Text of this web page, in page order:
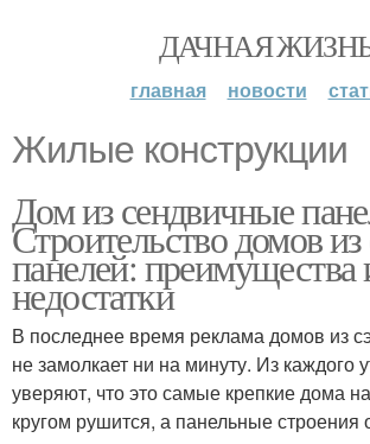
ДАЧНАЯ
главная новости
Жилые конструкции
Дом из сендвичные
Строительство домов
панелей: преимущества
недостатки
В последнее время реклама домов из
не замолкает ни на минуту. Из каждого
уверяют, что это самые крепкие дома
кругом рушится, а панельные строения